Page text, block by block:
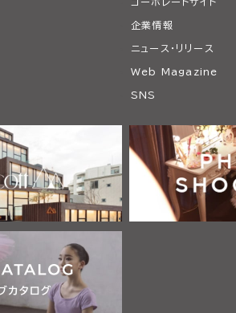
企業情報
ニュース・リリース
Web Magazine
SNS